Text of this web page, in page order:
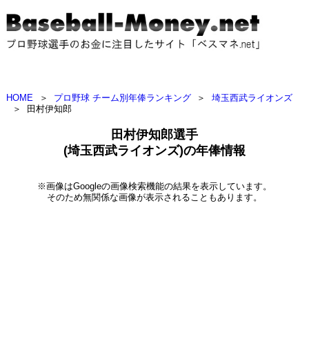
HOME ＞ プロ野球 チーム別年俸ランキング ＞
埼玉西武ライオンズ
＞
田村伊知郎
田村伊知郎選手
(埼玉西武ライオンズ)の年俸情報
※画像はGoogleの画像検索機能の結果を表示しています。
そのため無関係な画像が表示されることもあります。